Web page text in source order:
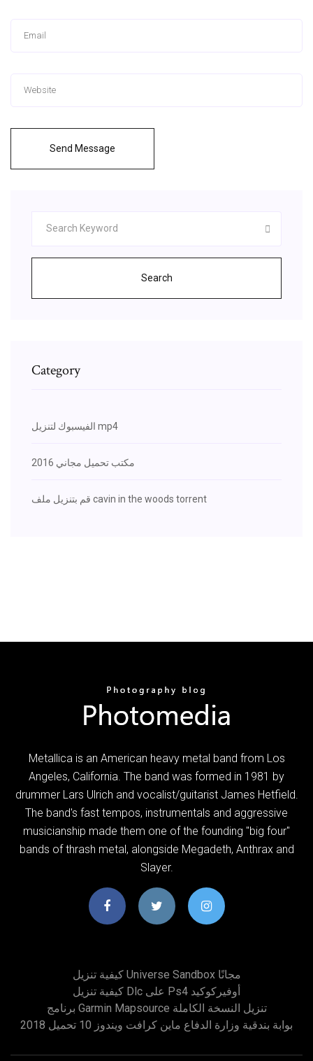
Send Message
Search
Category
الفيسبوك لتنزيل mp4
2016 مكتب تحميل مجاني
قم بتنزيل ملف cavin in the woods torrent
Metallica is an American heavy metal band from Los
Angeles, California. The band was formed in 1981 by
drummer Lars Ulrich and vocalist/guitarist James Hetfield.
The band's fast tempos, instrumentals and aggressive
musicianship made them one of the founding "big four"
bands of thrash metal, alongside Megadeth, Anthrax and
Slayer.
كيفية تنزيل Universe Sandbox مجانًا
كيفية تنزيل Dlc على Ps4 أوفيركوكيد
برنامج Garmin Mapsource تنزيل النسخة الكاملة
بوابة بندقية وزارة الدفاع ماين كرافت ويندوز 10 تحميل 2018